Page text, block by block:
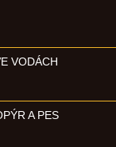
VODÁCH
A PES